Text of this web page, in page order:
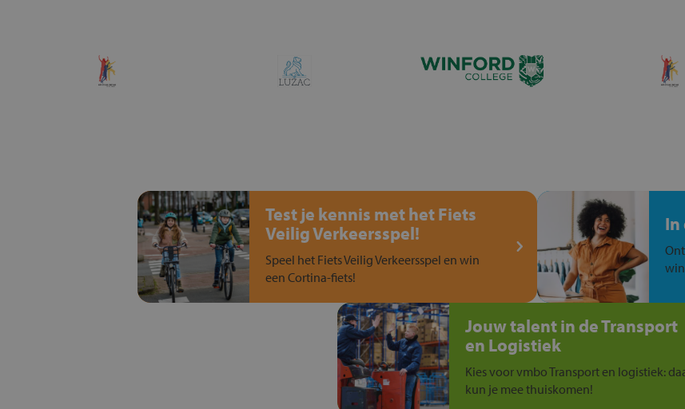
Test je kennis met het Fiets
Veilig Verkeersspel!
Speel het Fiets Veilig Verkeersspel en win
een Cortina-fiets!
In
Jouw talent in de Transport
en Logistiek
Kies voor vmbo Transport en logistiek:
kun je mee thuiskomen!